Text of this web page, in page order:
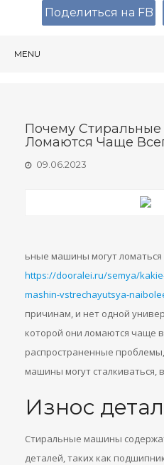
MENU
Почему
Ломаются Чаще
09.06.2023
ьные машины могут ломаться
https://dooralei.ru/semya/
mashin-vstrechayutsya-
причинам, и нет одной
которой они ломаются чаще
распространенные
машины могут сталкиваться,
Износ
Стиральные машины
деталей, таких как
Поделиться на FB